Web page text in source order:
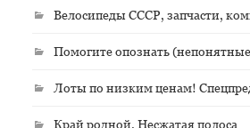
Велосипеды СССР, запчасти,
Помогите опознать
Лоты по низким ценам!
Край родной. Несжатая полоса